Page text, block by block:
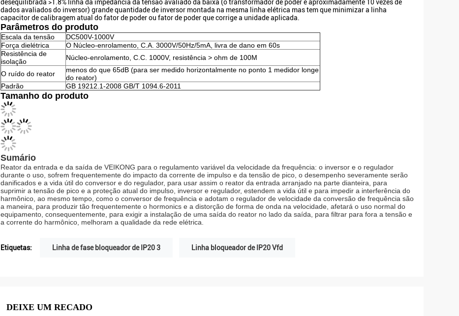
desequilibrada >1.8% linha da impedância da tensão avaliado da baixa (o transformador de poder é aproximadamente 10 vezes de
dados avaliados do inversor) grande quantidade de inversor montada na mesma linha elétrica mas tem que minimizar a linha
capacitor de calibragem atual do fator de poder ou fator de poder que corrige a unidade aplicada.
Parâmetros do produto
Escala da tensão
DC500V-1000V
Força dielétrica
O Núcleo-enrolamento, C.A. 3000V/50Hz/5mA, livra de dano em 60s
Resistência de
isolação
Núcleo-enrolamento, C.C. 1000V, resistência > ohm de 100M
O ruído do reator
menos do que 65dB (para ser medido horizontalmente no ponto 1 medidor longe
do reator)
Padrão
GB 19212.1-2008 GB/T 1094.6-2011
Tamanho do produto
Sumário
Reator da entrada e da saída de VEIKONG para o regulamento variável da velocidade da frequência: o inversor e o regulador
durante o uso, sofrem frequentemente do impacto da corrente de impulso e da tensão de pico, o desempenho severamente serão
danificados e a vida útil do conversor e do regulador, para usar assim o reator da entrada arranjado na parte dianteira, para
suprimir a tensão de pico e a proteção atual do impulso, inversor e regulador, estendem a vida útil e para impedir a interferência do
harmônico, ao mesmo tempo, como o conversor de frequência e adotam o regulador de velocidade da conversão de frequência são
a maneira, para produzir tão frequentemente o hormonics e a distorção de forma de onda na velocidade, afetará o uso normal do
equipamento, consequentemente, para exigir a instalação de uma saída do reator no lado da saída, para filtrar para fora a tensão e
a corrente do harmônico, melhoram a qualidade da rede elétrica.
Etiquetas: Linha de fase bloqueador de IP20 3 Linha bloqueador de IP20 Vfd
DEIXE UM RECADO